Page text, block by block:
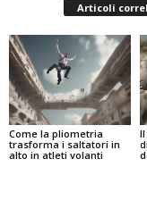
Articoli
Come la pliometria
trasforma i saltatori in
alto in atleti volanti